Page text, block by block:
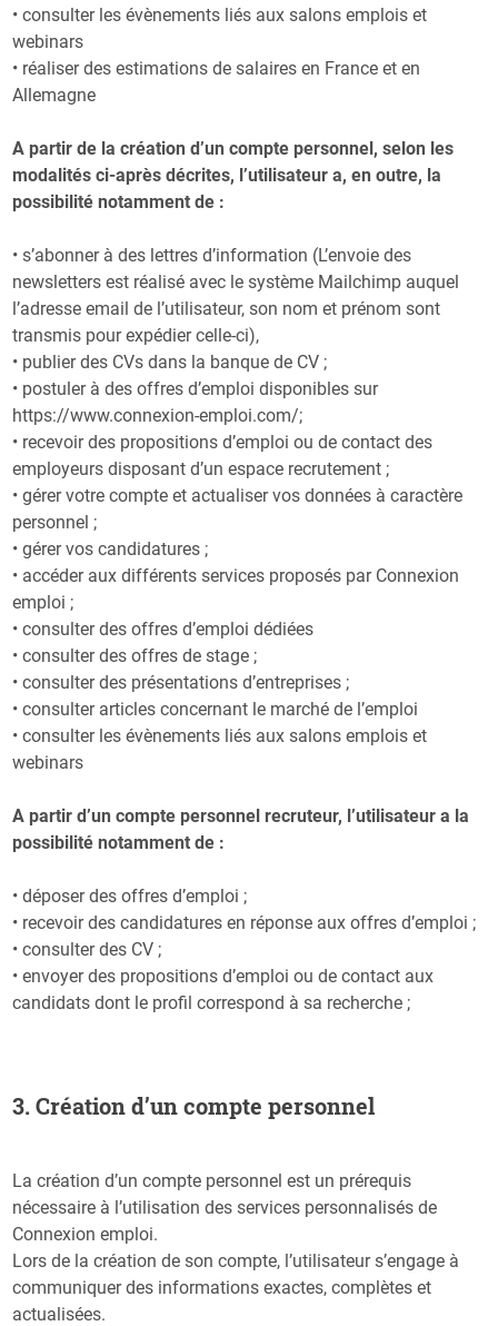
• consulter les évènements liés aux salons emplois et
webinars
• réaliser des estimations de salaires en France et en
Allemagne
A partir de la création d’un compte personnel, selon les
modalités ci-après décrites, l’utilisateur a, en outre, la
possibilité notamment de :
• s’abonner à des lettres d’information (L’envoie des
newsletters est réalisé avec le système Mailchimp auquel
l’adresse email de l’utilisateur, son nom et prénom sont
transmis pour expédier celle-ci),
• publier des CVs dans la banque de CV ;
• postuler à des offres d’emploi disponibles sur
https://www.connexion-emploi.com/;
• recevoir des propositions d’emploi ou de contact des
employeurs disposant d’un espace recrutement ;
• gérer votre compte et actualiser vos données à caractère
personnel ;
• gérer vos candidatures ;
• accéder aux différents services proposés par Connexion
emploi ;
• consulter des offres d’emploi dédiées
• consulter des offres de stage ;
• consulter des présentations d’entreprises ;
• consulter articles concernant le marché de l’emploi
• consulter les évènements liés aux salons emplois et
webinars
A partir d’un compte personnel recruteur, l’utilisateur a la
possibilité notamment de :
• déposer des offres d’emploi ;
• recevoir des candidatures en réponse aux offres d’emploi ;
• consulter des CV ;
• envoyer des propositions d’emploi ou de contact aux
candidats dont le profil correspond à sa recherche ;
3. Création d’un compte personnel
La création d’un compte personnel est un prérequis
nécessaire à l’utilisation des services personnalisés de
Connexion emploi.
Lors de la création de son compte, l’utilisateur s’engage à
communiquer des informations exactes, complètes et
actualisées.